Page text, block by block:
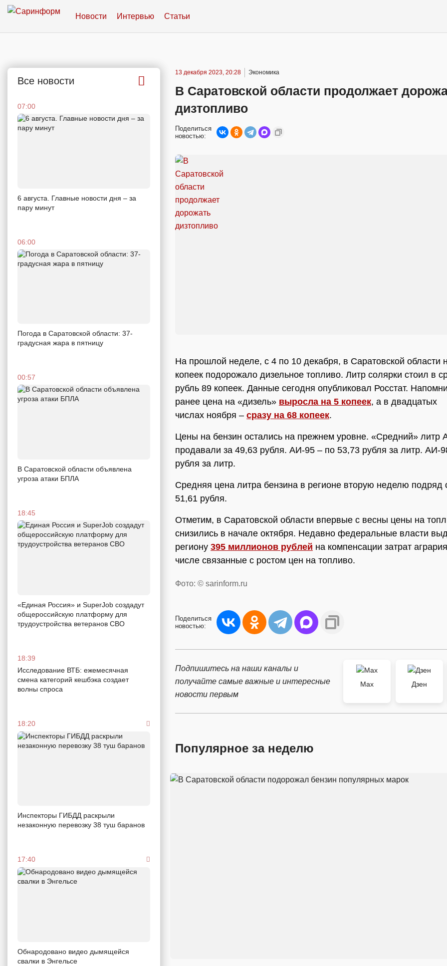
Новости Интервью Статьи
Все новости
07:00
6 августа. Главные новости дня – за
пару минут
06:00
Погода в Саратовской области: 37-
градусная жара в пятницу
00:57
В Саратовской области объявлена
угроза атаки БПЛА
18:45
«Единая Россия» и SuperJob создадут
общероссийскую платформу для
трудоустройства ветеранов СВО
18:39
Исследование ВТБ: ежемесячная
смена категорий кешбэка создает
волны спроса
18:20
Инспекторы ГИБДД раскрыли
незаконную перевозку 38 туш баранов
17:40
Обнародовано видео дымящейся
свалки в Энгельсе
13 декабря 2023, 20:28 Экономика
В Саратовской области продолжает
дизтопливо
Поделиться
новостью:
На прошлой неделе, с 4 по 10 декабря, в Саратовской области
копеек подорожало дизельное топливо. Литр солярки стоил в
рубль 89 копеек. Данные сегодня опубликовал Росстат.
ранее цена на «дизель» выросла на 5 копеек, а в двадцатых
числах ноября – сразу на 68 копеек.
Цены на бензин остались на прежнем уровне. «Средний» литр
продавали за 49,63 рубля. АИ-95 – по 53,73 рубля за литр. АИ-
рубля за литр.
Средняя цена литра бензина в регионе вторую неделю подряд
51,61 рубля.
Отметим, в Саратовской области впервые с весны цены на
снизились в начале октября. Недавно федеральные власти
региону 395 миллионов рублей на компенсации затрат
числе связанные с ростом цен на топливо.
Фото: © sarinform.ru
Поделиться
новостью:
Подпишитесь на наши каналы и
получайте самые важные и интересные
новости первым
Max Дзен
Популярное за неделю